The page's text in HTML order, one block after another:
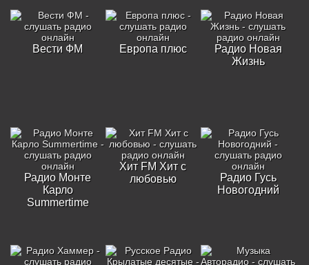
Вести ФМ Европа плюс
Радио Новая
Жизнь
Радио Монте
Карло
Summertime
Хит FM Хит с
любовью
Радио Гусь
Новогодний